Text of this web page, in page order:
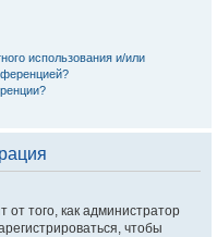
использования и/или
от того, как администратор
чтобы